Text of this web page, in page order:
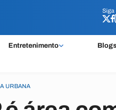
Siga
Entretenimento
Siga
URBANA